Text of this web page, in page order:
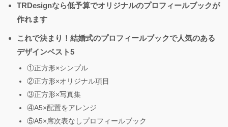
TRDesignなら低予算でオリジナルのプロフィールブックが
作れます
これで決まり！結婚式のプロフィールブックで人気のある
デザインベスト5
①正方形×シンプル
②正方形×オリジナル項目
③正方形×写真集
④A5×配置をアレンジ
⑤A5×席次表なしプロフィールブック